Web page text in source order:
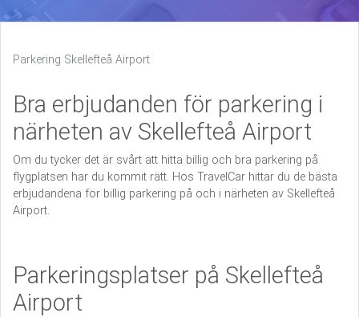
Parkering Skellefteå Airport
Bra erbjudanden för parkering i
närheten av Skellefteå Airport
Om du tycker det är svårt att hitta billig och bra parkering på
flygplatsen har du kommit rätt. Hos TravelCar hittar du de bästa
erbjudandena för billig parkering på och i närheten av Skellefteå
Airport.
Parkeringsplatser på Skellefteå
Airport